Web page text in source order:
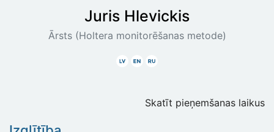
Juris Hlevickis
Ārsts (Holtera monitorēšanas metode)
Latviski
AngliskiKrieviski
Skatīt pieņemšanas laikus